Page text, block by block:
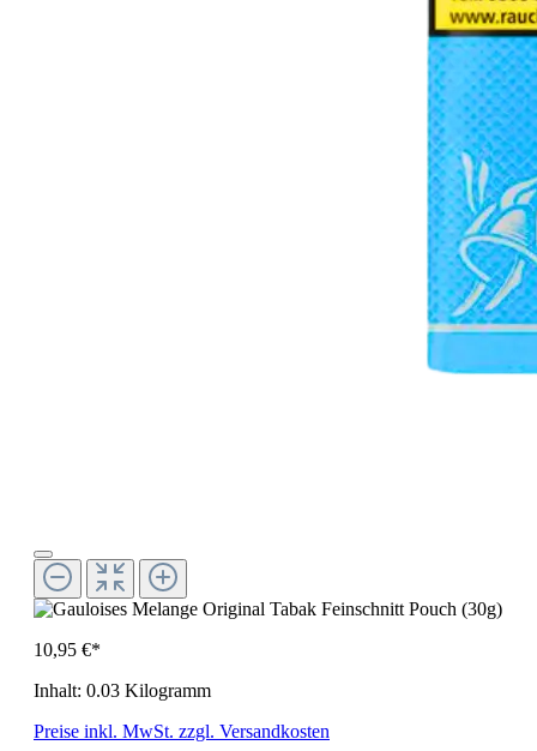
10,95 €*
Inhalt: 0.03 Kilogramm
Preise inkl. MwSt. zzgl. Versandkosten